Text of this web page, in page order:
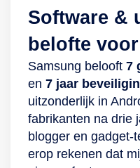
Software &
belofte
Samsung belooft 7
en 7 jaar
uitzonderlijk in
fabrikanten na drie
blogger en
erop rekenen dat